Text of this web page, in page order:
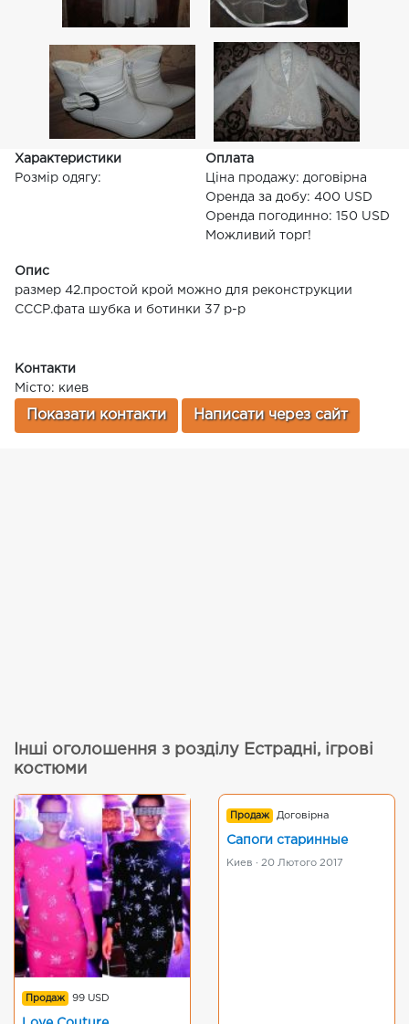
Характеристики
Розмір одягу:
Оплата
Ціна продажу: договірна
Оренда за добу: 400 USD
Оренда погодинно: 150 USD
Можливий торг!
Опис
размер 42.простой крой можно для реконструкции
СССР.фата шубка и ботинки 37 р-р
Контакти
Місто: киев
Показати контакти Написати через сайт
Інші оголошення з розділу Естрадні, ігрові
костюми
Продаж 99 USD
Продаж Договірна
Сапоги старинные
Киев · 20 Лютого 2017